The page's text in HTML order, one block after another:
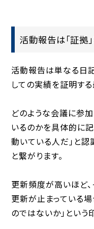
活動報告は「証拠
活動報告は単なる日
しての実績を証明す
どのような会議に参
いるのかを具体的に
動いている人だ」と
と繋がります。
更新頻度が高いほど
更新が止まっている
のではないか」という